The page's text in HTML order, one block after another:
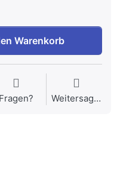
Warenkorb
Fragen? Weitersagen